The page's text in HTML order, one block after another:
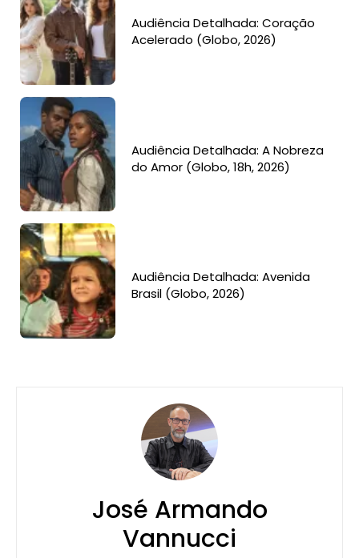
Audiência Detalhada: Coração
Acelerado (Globo, 2026)
Audiência Detalhada: A Nobreza
do Amor (Globo, 18h, 2026)
Audiência Detalhada: Avenida
Brasil (Globo, 2026)
José Armando
Vannucci